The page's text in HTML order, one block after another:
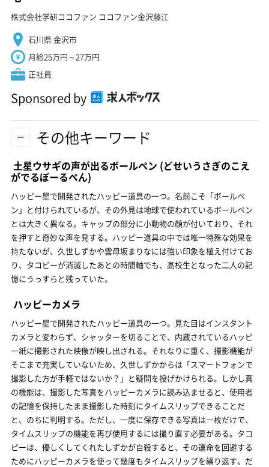
株式会社学研ココファン ココファン金沢藤江
石川県 金沢市
月給25万円～27万円
正社員
Sponsored by
その他キーワード
土星ウサギの声が出るボールペン (どせいうさぎのこえ
がでるぼーるぺん)
ハッピー星で開発されたハッピー道具の一つ。名前こそ「ボールペ
ン」と付けられているが、その外見は地球で使われているボールペン
とは大きく異なる。キャップの部分に小動物の顔が付いており、それ
を押すと奇妙な声を発する。ハッピー道具の中では唯一特殊な効果を
持たないが、久世しずかや雲母坂まりなには強い印象を植え付けてお
り、タコピーが消滅したあとの時間軸でも、高校生となった二人の記
憶にうっすらと残っていた。
ハッピーカメラ
ハッピー星で開発されたハッピー道具の一つ。見た目はインスタント
カメラと変わらず、シャッターを切ることで、内蔵されているハッピ
ー紙に撮影された映像が映し出される。それなりに重く、撮影機能が
そこまで充実していないため、久世しずかからは「スマートフォンで
撮影した方が手軽ではないか？」と疑問を投げかけられる。しかし真
の機能は、撮影した写真をハッピーカメラに読み込ませると、使用者
の記憶を保持したまま撮影した時刻にタイムスリップできることだ
と、のちに判明する。ただし、一度に保存できる写真は一枚だけで、
タイムスリップの機能を再び使用するには撮り直す必要がある。タコ
ピーは、優しくしてくれたしずかが自殺すると、その運命を回避する
ためにハッピーカメラを使って幾度もタイムスリップを繰り返す。だ